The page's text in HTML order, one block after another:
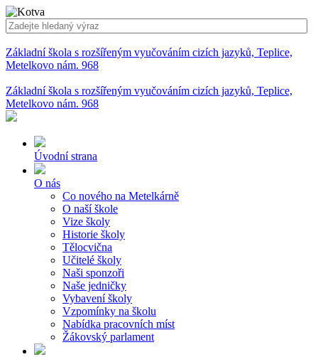
Základní škola s rozšířeným vyučováním cizích jazyků, Teplice,
Metelkovo nám. 968
Základní škola s rozšířeným vyučováním cizích jazyků, Teplice,
Metelkovo nám. 968
Úvodní strana
O nás
Co nového na Metelkárně
O naší škole
Vize školy
Historie školy
Tělocvična
Učitelé školy
Naši sponzoři
Naše jedničky
Vybavení školy
Vzpomínky na školu
Nabídka pracovních míst
Žákovský parlament